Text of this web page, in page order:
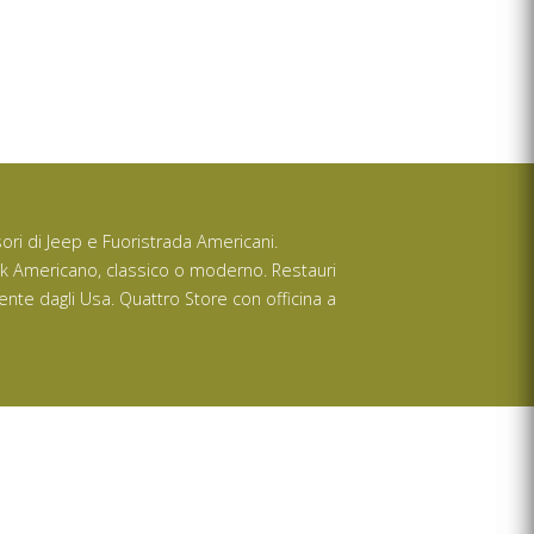
di Jeep e Fuoristrada Americani.
Americano, classico o moderno. Restauri
dagli Usa. Quattro Store con officina a